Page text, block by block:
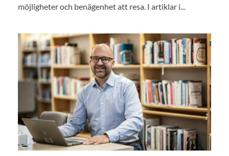
möjligheter och benägenhet att resa. I artiklar i...